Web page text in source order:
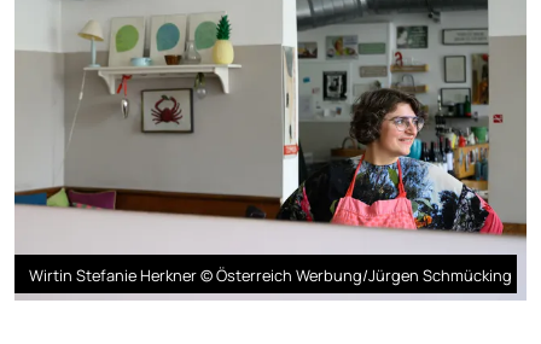
Wirtin Stefanie Herkner © Österreich Werbung/Jürgen Schmücking